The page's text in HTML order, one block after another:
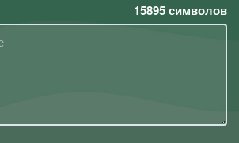
15895символов